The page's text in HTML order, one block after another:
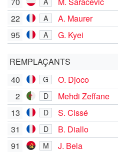
22 A A. Maurer
95 A G. Kyei
REMPLAÇANTS
40
G
O. Djoco
2
D Mehdi Zeffane
13 D
S. Cissé
31
D
B. Diallo
91
M J. Bela